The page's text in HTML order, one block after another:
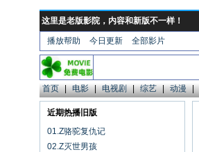
这里是老版影院，内容和新版不一样！
播放帮助 今日更新 全部影片
首页 | 电影 | 电视剧 | 综艺 | 动漫 |
近期热播旧版
01.Z骆驼复仇记
02.Z灭世男孩